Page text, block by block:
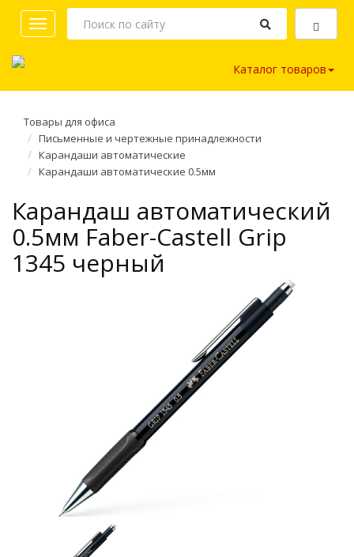
Toggle
navigation
Каталог товаров
Товары для офиса
Письменные и чертежные принадлежности
Карандаши автоматические
Карандаши автоматические 0.5мм
Карандаш автоматический
0.5мм Faber-Castell Grip
1345 черный